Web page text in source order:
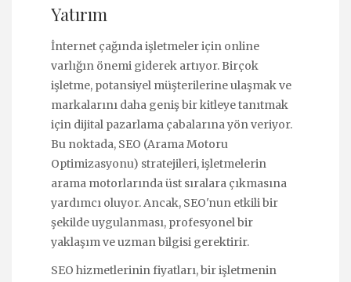
Yatırım
İnternet çağında işletmeler için online
varlığın önemi giderek artıyor. Birçok
işletme, potansiyel müşterilerine ulaşmak ve
markalarını daha geniş bir kitleye tanıtmak
için dijital pazarlama çabalarına yön veriyor.
Bu noktada, SEO (Arama Motoru
Optimizasyonu) stratejileri, işletmelerin
arama motorlarında üst sıralara çıkmasına
yardımcı oluyor. Ancak, SEO'nun etkili bir
şekilde uygulanması, profesyonel bir
yaklaşım ve uzman bilgisi gerektirir.
SEO hizmetlerinin fiyatları, bir işletmenin